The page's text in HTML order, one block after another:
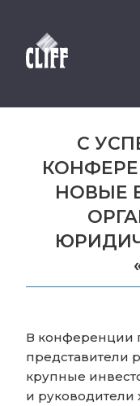
С
НОВЫЕ
В конференции
представители
крупные
и руководители